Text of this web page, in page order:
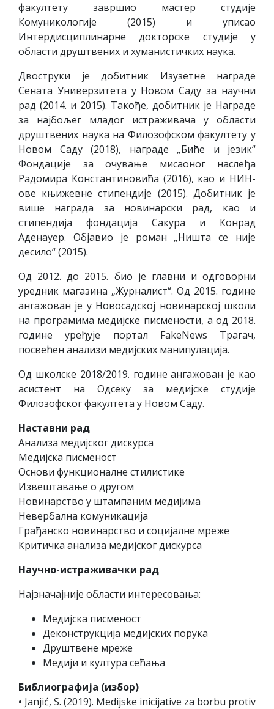
факултету завршио мастер студије
Комуникологије (2015) и уписао
Интердисциплинарне докторске студије у
области друштвених и хуманистичких наука.
Двоструки је добитник Изузетне награде
Сената Универзитета у Новом Саду за научни
рад (2014. и 2015). Такође, добитник је Награде
за најбољег младог истраживача у области
друштвених наука на Филозофском факултету у
Новом Саду (2018), награде „Биће и језик“
Фондације за очување мисаоног наслеђа
Радомира Константиновића (2016), као и НИН-
ове књижевне стипендије (2015). Добитник је
више награда за новинарски рад, као и
стипендија фондација Сакура и Конрад
Аденауер. Објавио је роман „Ништа се није
десило“ (2015).
Од 2012. до 2015. био је главни и одговорни
уредник магазина „Журналист“. Од 2015. године
ангажован је у Новосадској новинарској школи
на програмима медијске писмености, а од 2018.
године уређује портал FakeNews Трагач,
посвећен анализи медијских манипулација.
Од школске 2018/2019. године ангажован је као
асистент на Одсеку за медијске студије
Филозофског факултета у Новом Саду.
Наставни рад
Анализа медијског дискурса
Медијска писменост
Основи функционалне стилистике
Извештавање о другом
Новинарство у штампаним медијима
Невербална комуникација
Грађанско новинарство и социјалне мреже
Критичка анализа медијског дискурса
Научно-истраживачки рад
Најзначајније области интересовања:
Медијска писменост
Деконструкција медијских порука
Друштвене мреже
Медији и култура сећања
Библиографија (избор)
• Janjić, S. (2019). Medijske inicijative za borbu protiv